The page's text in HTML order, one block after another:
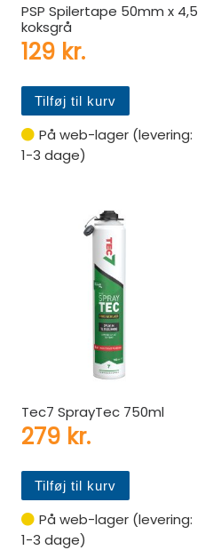
PSP Spilertape 50mm x 4,5
koksgrå
129 kr.
Tilføj til kurv
På web-lager (levering:
1-3 dage)
Tec7 SprayTec 750ml
279 kr.
Tilføj til kurv
På web-lager (levering:
1-3 dage)